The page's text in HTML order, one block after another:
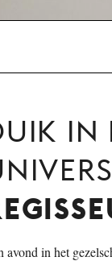
IN
avond in het